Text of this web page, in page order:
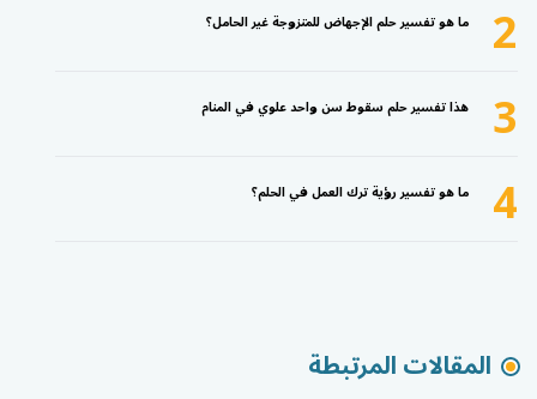
2 ما هو تفسير حلم الإجهاض للمتزوجة غير الحامل؟
3 هذا تفسير حلم سقوط سن واحد علوي في المنام
4 ما هو تفسير رؤية ترك العمل في الحلم؟
المقالات المرتبطة